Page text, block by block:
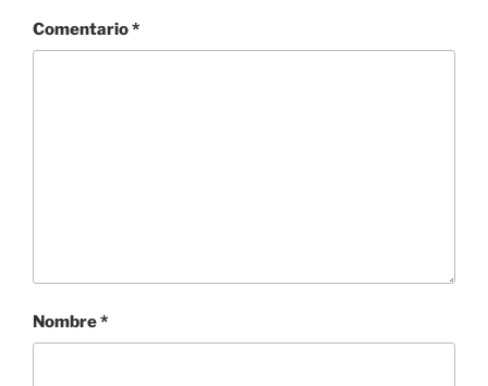
Comentario*
Nombre*